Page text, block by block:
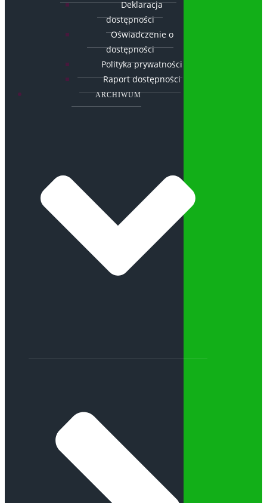
Deklaracja
dostępności
Oświadczenie o
dostępności
Polityka prywatności
Raport dostępności
ARCHIWUM